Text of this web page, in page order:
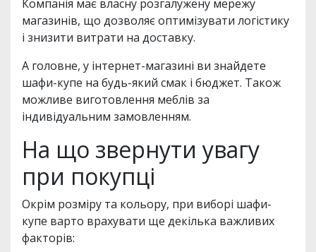
Компанія має власну розгалужену мережу
магазинів, що дозволяє оптимізувати логістику
і знизити витрати на доставку.
А головне, у інтернет-магазині ви знайдете
шафи-купе на будь-який смак і бюджет. Також
можливе виготовлення меблів за
індивідуальним замовленням.
На що звернути увагу
при покупці
Окрім розміру та кольору, при виборі шафи-
купе варто врахувати ще декілька важливих
факторів: